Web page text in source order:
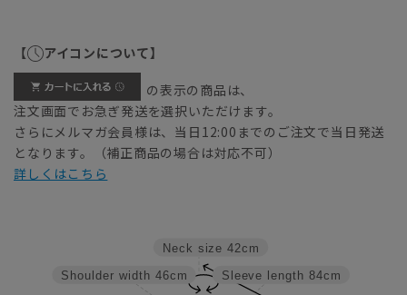
【 アイコンについて】
の表示の商品は、
注文画面でお急ぎ発送を選択いただけます。
さらにメルマガ会員様は、当日12:00までのご注文で当日発送
となります。（補正商品の場合は対応不可）
詳しくはこちら
Sleeve length 84cm
Neck size 42cm
Shoulder width 46cm